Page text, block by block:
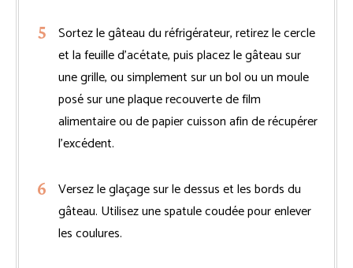
Sortez le gâteau du réfrigérateur, retirez le cercle
et la feuille d’acétate, puis placez le gâteau sur
une grille, ou simplement sur un bol ou un moule
posé sur une plaque recouverte de film
alimentaire ou de papier cuisson afin de récupérer
l’excédent.
Versez le glaçage sur le dessus et les bords du
gâteau. Utilisez une spatule coudée pour enlever
les coulures.